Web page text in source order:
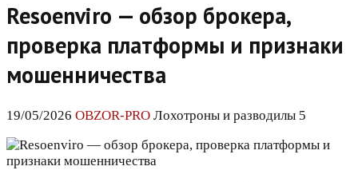
Resoenviro — обзор брокера,
проверка платформы и признаки
мошенничества
19/05/2026 OBZOR-PRO Лохотроны и разводилы 5